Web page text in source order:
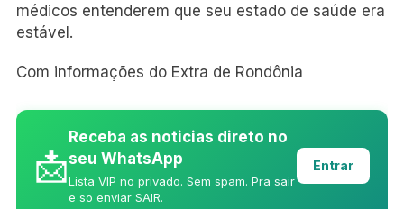
médicos entenderem que seu estado de saúde era
estável.
Com informações do Extra de Rondônia
📩
Receba as noticias direto no
seu WhatsApp
Lista VIP no privado. Sem spam. Pra sair
e so enviar SAIR.
Entrar